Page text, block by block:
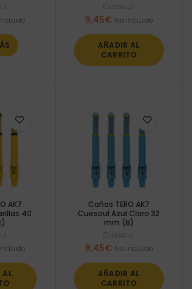
Cuesoul
9,45€ Iva incluido
AÑADIR AL
CARRITO
AK7
40
AL
Cañas TERO AK7
Cuesoul Azul Claro 32
mm (B)
Cuesoul
9,45€ Iva incluido
AÑADIR AL
CARRITO